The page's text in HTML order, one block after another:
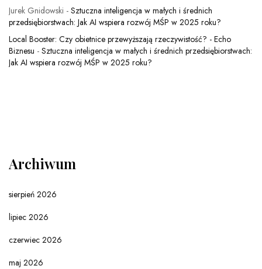
Jurek Gnidowski - Sztuczna inteligencja w małych i średnich
przedsiębiorstwach: Jak AI wspiera rozwój MŚP w 2025 roku?
Local Booster: Czy obietnice przewyższają rzeczywistość? - Echo
Biznesu - Sztuczna inteligencja w małych i średnich przedsiębiorstwach:
Jak AI wspiera rozwój MŚP w 2025 roku?
Archiwum
sierpień 2026
lipiec 2026
czerwiec 2026
maj 2026